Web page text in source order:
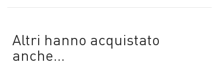
Altri hanno acquistato
anche…